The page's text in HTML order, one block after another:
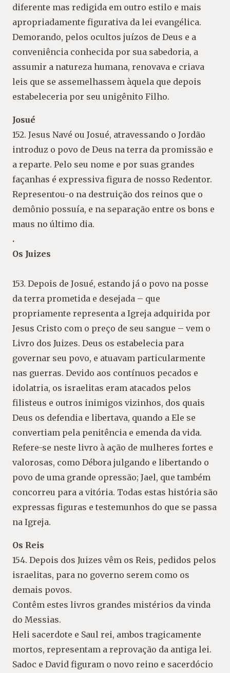
diferente mas redigida em outro estilo e mais
apropriadamente figurativa da lei evangélica.
Demorando, pelos ocultos juízos de Deus e a
conveniência conhecida por sua sabedoria, a
assumir a natureza humana, renovava e criava
leis que se assemelhassem àquela que depois
estabeleceria por seu unigênito Filho.
Josué
152. Jesus Navé ou Josué, atravessando o Jordão
introduz o povo de Deus na terra da promissão e
a reparte. Pelo seu nome e por suas grandes
façanhas é expressiva figura de nosso Redentor.
Representou-o na destruição dos reinos que o
demônio possuía, e na separação entre os bons e
maus no último dia.
.
Os Juizes
153. Depois de Josué, estando já o povo na posse
da terra prometida e desejada – que
propriamente representa a Igreja adquirida por
Jesus Cristo com o preço de seu sangue – vem o
Livro dos Juizes. Deus os estabelecia para
governar seu povo, e atuavam particularmente
nas guerras. Devido aos contínuos pecados e
idolatria, os israelitas eram atacados pelos
filisteus e outros inimigos vizinhos, dos quais
Deus os defendia e libertava, quando a Ele se
convertiam pela penitência e emenda da vida.
Refere-se neste livro à ação de mulheres fortes e
valorosas, como Débora julgando e libertando o
povo de uma grande opressão; Jael, que também
concorreu para a vitória. Todas estas história são
expressas figuras e testemunhos do que se passa
na Igreja.
Os Reis
154. Depois dos Juizes vêm os Reis, pedidos pelos
israelitas, para no governo serem como os
demais povos.
Contêm estes livros grandes mistérios da vinda
do Messias.
Heli sacerdote e Saul rei, ambos tragicamente
mortos, representam a reprovação da antiga lei.
Sadoc e David figuram o novo reino e sacerdócio